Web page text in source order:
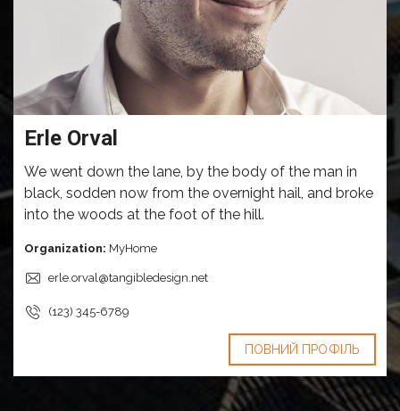
Erle Orval
We went down the lane, by the body of the man in
black, sodden now from the overnight hail, and broke
into the woods at the foot of the hill.
Organization: MyHome
erle.orval@tangibledesign.net
(123) 345-6789
ПОВНИЙ ПРОФІЛЬ